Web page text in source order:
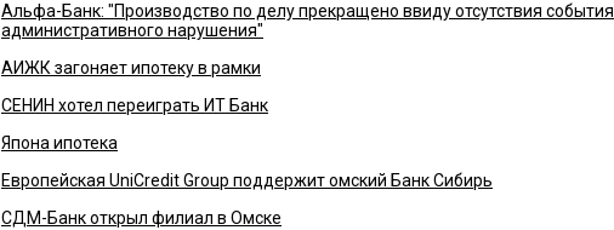
Альфа-Банк: "Производство по делу прекращено ввиду отсутствия события
административного нарушения"
АИЖК загоняет ипотеку в рамки
СЕНИН хотел переиграть ИТ Банк
Япона ипотека
Европейская UniCredit Group поддержит омский Банк Сибирь
СДМ-Банк открыл филиал в Омске